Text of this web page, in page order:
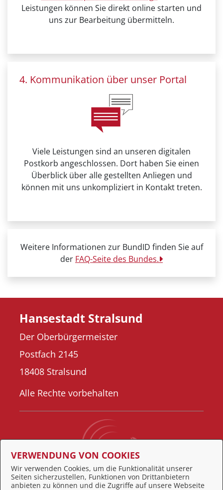
Leistungen können Sie direkt online starten und
uns zur Bearbeitung übermitteln.
4. Kommunikation über unser Portal
Viele Leistungen sind an unseren digitalen
Postkorb angeschlossen. Dort haben Sie einen
Überblick über alle gestellten Anliegen und
können mit uns unkompliziert in Kontakt treten.
Weitere Informationen zur BundID finden Sie auf
der FAQ-Seite des Bundes.
Behördennummer 115
Hansestadt Stralsund
Der Oberbürgermeister
Postfach 2145
18408 Stralsund
Alle Rechte vorbehalten
VERWENDUNG VON COOKIES
Wir verwenden Cookies, um die Funktionalität unserer
Seiten sicherzustellen, Funktionen von Drittanbietern
anbieten zu können und die Zugriffe auf unsere Webseite